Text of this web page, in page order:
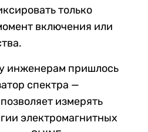
только
включения или
инженерам пришлось
спектра —
измерять
электромагнитных